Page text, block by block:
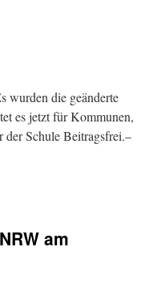
wurden die geänderte
es jetzt für Kommunen,
Schule Beitragsfrei.–
am